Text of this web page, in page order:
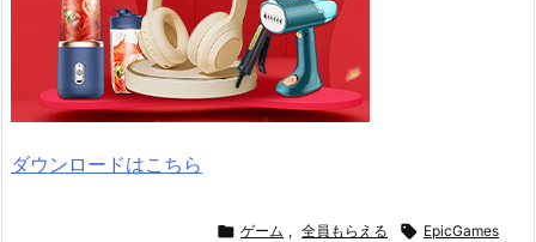
ダウンロードはこちら
 ゲーム , 全員もらえる  EpicGames